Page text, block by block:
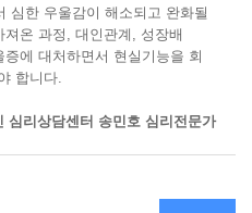
심한 우울감이 해소되고 완화될
온 과정, 대인관계, 성장배
에 대처하면서 현실기능을 회
합니다.
심리상담센터 송민호 심리전문가